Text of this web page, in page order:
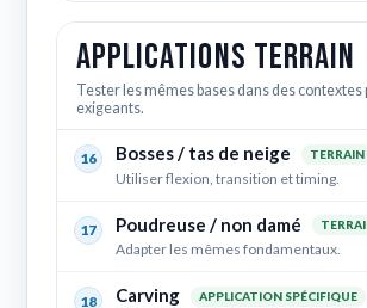
Applications terrain
Tester les mêmes bases dans des contextes
exigeants.
16 Bosses / tas de neige TERRAIN
Utiliser flexion, transition et timing.
17 Poudreuse / non damé
Adapter les mêmes fondamentaux.
18 Carving APPLICATION SPÉCIFIQUE